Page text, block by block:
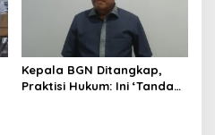
Kepala BGN Ditangkap,
Praktisi Hukum: Ini ‘Tanda